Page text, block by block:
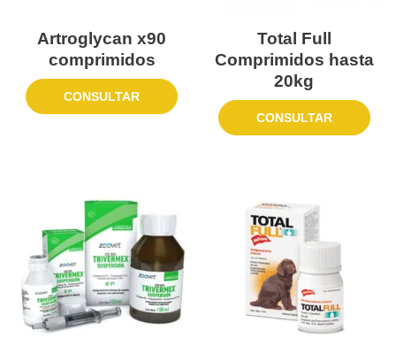
Artroglycan x90
comprimidos
CONSULTAR
Total Full
Comprimidos hasta
20kg
CONSULTAR